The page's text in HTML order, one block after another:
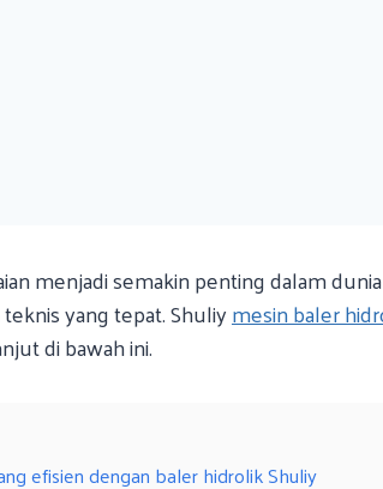
menjadi semakin penting dalam
yang tepat. Shuliymesin baler
di bawah ini.
efisien dengan baler hidrolik Shuliy